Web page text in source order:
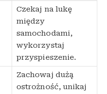
Czekaj na lukę
między
samochodami,
wykorzystaj
przyspieszenie.
Zachowaj dużą
ostrożność, unikaj